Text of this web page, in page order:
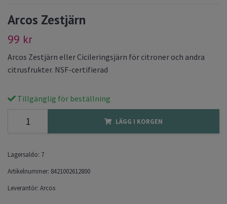
Arcos Zestjärn
99 kr
Arcos Zestjärn eller Cicileringsjärn för citroner och andra
citrusfrukter. NSF-certifierad
Tillgänglig för beställning
LÄGG I KORGEN
Lagersaldo: 7
Artikelnummer: 8421002612800
Leverantör: Arcos